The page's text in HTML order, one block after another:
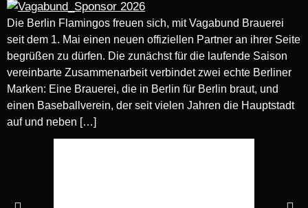
Die Berlin Flamingos freuen sich, mit Vagabund Brauerei
seit dem 1. Mai einen neuen offiziellen Partner an ihrer Seite
begrüßen zu dürfen. Die zunächst für die laufende Saison
vereinbarte Zusammenarbeit verbindet zwei echte Berliner
Marken: Eine Brauerei, die in Berlin für Berlin braut, und
einen Baseballverein, der seit vielen Jahren die Hauptstadt
auf und neben […]